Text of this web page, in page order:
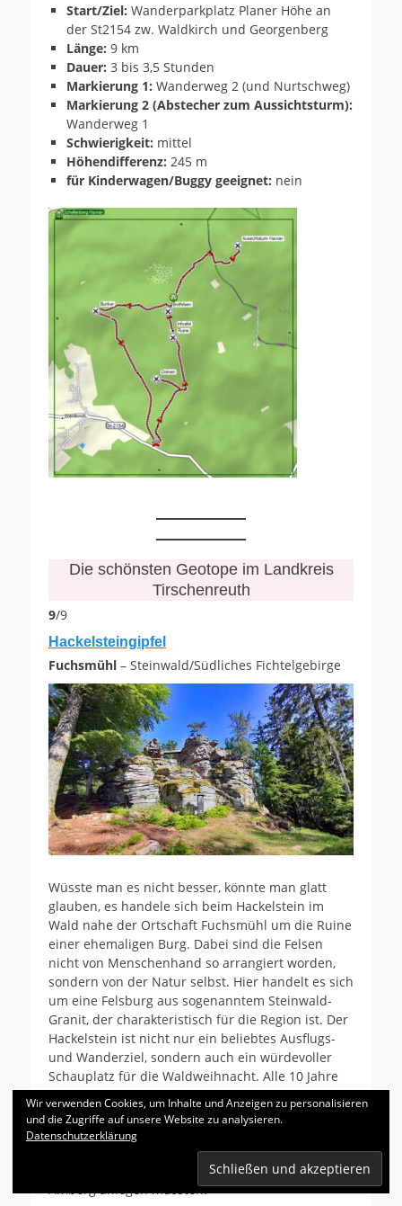
Start/Ziel: Wanderparkplatz Planer Höhe an
der St2154 zw. Waldkirch und Georgenberg
Länge: 9 km
Dauer: 3 bis 3,5 Stunden
Markierung 1: Wanderweg 2 (und Nurtschweg)
Markierung 2 (Abstecher zum Aussichtsturm):
Wanderweg 1
Schwierigkeit: mittel
Höhendifferenz: 245 m
für Kinderwagen/Buggy geeignet: nein
Die schönsten Geotope im Landkreis
Tirschenreuth
9/9
Hackelsteingipfel
Fuchsmühl – Steinwald/Südliches Fichtelgebirge
Wüsste man es nicht besser, könnte man glatt
glauben, es handele sich beim Hackelstein im
Wald nahe der Ortschaft Fuchsmühl um die Ruine
einer ehemaligen Burg. Dabei sind die Felsen
nicht von Menschenhand so arrangiert worden,
sondern von der Natur selbst. Hier handelt es sich
um eine Felsburg aus sogenanntem Steinwald-
Granit, der charakteristisch für die Region ist. Der
Hackelstein ist nicht nur ein beliebtes Ausflugs-
und Wanderziel, sondern auch ein würdevoller
Schauplatz für die Waldweihnacht. Alle 10 Jahre
findet hier auch das Festspiel zur berühmten
Holzschlacht vor rund 125 Jahren statt, bei der
sich die Dorfbewohner ihr vom Landesherrn
verweigerte Klafterholz einforderten und sich
deshalb mit dem 6. Infanterieregiment aus
Amberg anlegen mussten.
Wir verwenden Cookies, um Inhalte und Anzeigen zu personalisieren
und die Zugriffe auf unsere Website zu analysieren.
Datenschutzerklärung